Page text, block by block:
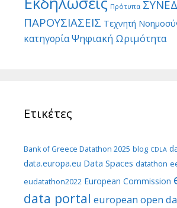
Πρότυπα
ΠΑΡΟΥΣΙΑΣΕΙΣ Τεχνητή
κατηγορίαΨηφιακή Ωριμότητα
Ετικέτες
Bank of Greece Datathon 2025 blog CDLA
data.europa.eu Data Spaces datathon
eudatathon2022 European Commission
data portal european open